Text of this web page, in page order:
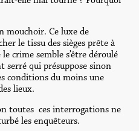
mouchoir. Ce luxe de
le tissu des sièges prête à
crime semble s’être déroulé
qui présuppose sinon
conditions du moins une
lieux.
toutes ces interrogations ne
les enquêteurs.